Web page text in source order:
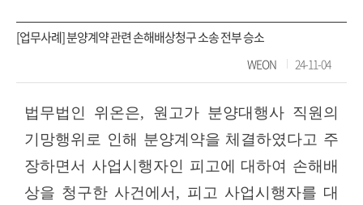
[업무사례] 분양계약 관련 손해배상청구 소송 전부 승소
WEON 24-11-04
법무법인 위온은, 원고가 분양대행사 직원의
기망행위로 인해 분양계약을 체결하였다고 주
장하면서 사업시행자인 피고에 대하여 손해배
상을 청구한 사건에서, 피고 사업시행자를 대